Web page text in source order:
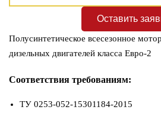
Оставить
Полусинтетическое всесезонное
дизельных двигателей класса Евро-2
Соответствия требованиям:
ТУ 0253-052-15301184-2015